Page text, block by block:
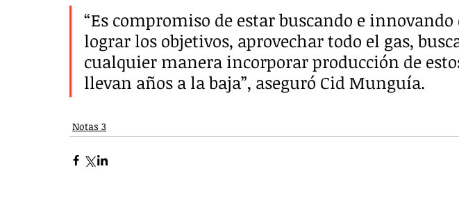
“Es compromiso de estar buscando e innovando
lograr los objetivos, aprovechar todo el gas,
cualquier manera incorporar producción de
llevan años a la baja”, aseguró Cid Munguía.
Notas 3